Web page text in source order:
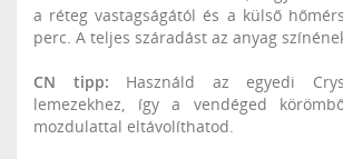
a réteg vastagságától és a külső
perc. A teljes száradást az anyag
CN tipp: Használd az egyedi
lemezekhez, így a vendéged
mozdulattal eltávolíthatod.